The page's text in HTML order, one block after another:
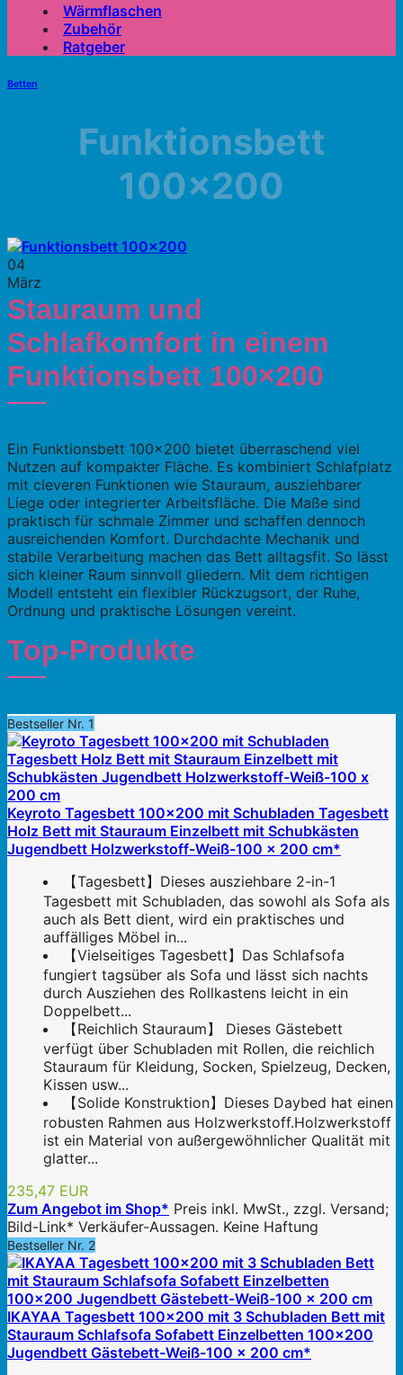
Wärmflaschen
Zubehör
Ratgeber
Betten
Funktionsbett
100×200
04
März
Stauraum und
Schlafkomfort in einem
Funktionsbett 100×200
Ein Funktionsbett 100×200 bietet überraschend viel
Nutzen auf kompakter Fläche. Es kombiniert Schlafplatz
mit cleveren Funktionen wie Stauraum, ausziehbarer
Liege oder integrierter Arbeitsfläche. Die Maße sind
praktisch für schmale Zimmer und schaffen dennoch
ausreichenden Komfort. Durchdachte Mechanik und
stabile Verarbeitung machen das Bett alltagsfit. So lässt
sich kleiner Raum sinnvoll gliedern. Mit dem richtigen
Modell entsteht ein flexibler Rückzugsort, der Ruhe,
Ordnung und praktische Lösungen vereint.
Top-Produkte
Bestseller Nr. 1
Keyroto Tagesbett 100x200 mit Schubladen Tagesbett
Holz Bett mit Stauraum Einzelbett mit Schubkästen
Jugendbett Holzwerkstoff-Weiß-100 x 200 cm*
【Tagesbett】Dieses ausziehbare 2-in-1
Tagesbett mit Schubladen, das sowohl als Sofa als
auch als Bett dient, wird ein praktisches und
auffälliges Möbel in...
【Vielseitiges Tagesbett】Das Schlafsofa
fungiert tagsüber als Sofa und lässt sich nachts
durch Ausziehen des Rollkastens leicht in ein
Doppelbett...
【Reichlich Stauraum】 Dieses Gästebett
verfügt über Schubladen mit Rollen, die reichlich
Stauraum für Kleidung, Socken, Spielzeug, Decken,
Kissen usw...
【Solide Konstruktion】Dieses Daybed hat einen
robusten Rahmen aus Holzwerkstoff.Holzwerkstoff
ist ein Material von außergewöhnlicher Qualität mit
glatter...
235,47 EUR
Zum Angebot im Shop* Preis inkl. MwSt., zzgl. Versand;
Bild-Link* Verkäufer-Aussagen. Keine Haftung
Bestseller Nr. 2
IKAYAA Tagesbett 100x200 mit 3 Schubladen Bett mit
Stauraum Schlafsofa Sofabett Einzelbetten 100x200
Jugendbett Gästebett-Weiß-100 x 200 cm*